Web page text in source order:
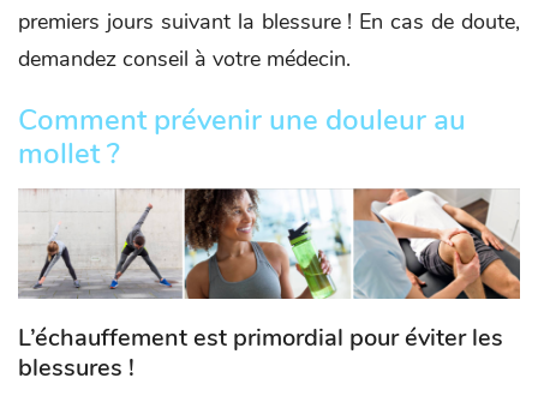
premiers jours suivant la blessure ! En cas de doute,
demandez conseil à votre médecin.
Comment prévenir une douleur au
mollet ?
L’échauffement est primordial pour éviter les
blessures !